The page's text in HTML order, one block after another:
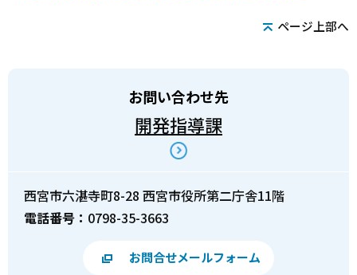
ページ上部へ
お問い合わせ先
開発指導課
西宮市六湛寺町8-28 西宮市役所第二庁舎11階
電話番号： 0798-35-3663
お問合せメールフォーム